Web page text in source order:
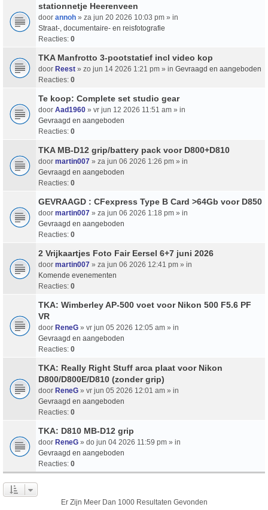
stationnetje Heerenveen
door annoh » za jun 20 2026 10:03 pm » in
Straat-, documentaire- en reisfotografie
Reacties: 0
TKA Manfrotto 3-pootstatief incl video kop
door Reest » zo jun 14 2026 1:21 pm » in Gevraagd en aangeboden
Reacties: 0
Te koop: Complete set studio gear
door Aad1960 » vr jun 12 2026 11:51 am » in
Gevraagd en aangeboden
Reacties: 0
TKA MB-D12 grip/battery pack voor D800+D810
door martin007 » za jun 06 2026 1:26 pm » in
Gevraagd en aangeboden
Reacties: 0
GEVRAAGD : CFexpress Type B Card >64Gb voor D850
door martin007 » za jun 06 2026 1:18 pm » in
Gevraagd en aangeboden
Reacties: 0
2 Vrijkaartjes Foto Fair Eersel 6+7 juni 2026
door martin007 » za jun 06 2026 12:41 pm » in
Komende evenementen
Reacties: 0
TKA: Wimberley AP-500 voet voor Nikon 500 F5.6 PF
VR
door ReneG » vr jun 05 2026 12:05 am » in
Gevraagd en aangeboden
Reacties: 0
TKA: Really Right Stuff arca plaat voor Nikon
D800/D800E/D810 (zonder grip)
door ReneG » vr jun 05 2026 12:01 am » in
Gevraagd en aangeboden
Reacties: 0
TKA: D810 MB-D12 grip
door ReneG » do jun 04 2026 11:59 pm » in
Gevraagd en aangeboden
Reacties: 0
Er Zijn Meer Dan 1000 Resultaten Gevonden